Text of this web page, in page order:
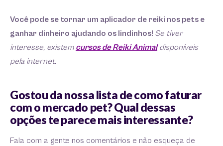
Você pode se tornar um aplicador de reiki nos pets e
ganhar dinheiro ajudando os lindinhos! Se tiver
interesse, existem cursos de Reiki Animaldisponíveis
pela internet.
Gostou da nossa lista de como faturar
com o mercado pet? Qual dessas
opções te parece mais interessante?
Fala com a gente nos comentários e não esqueça de